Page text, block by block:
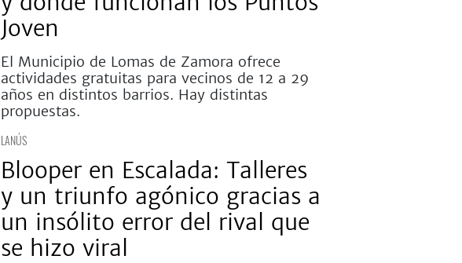
Joven
El Municipio de Lomas de Zamora ofrece
actividades gratuitas para vecinos de 12 a 29
años en distintos barrios. Hay distintas
propuestas.
LANÚS
Blooper en Escalada: Talleres
y un triunfo agónico gracias a
un insólito error del rival que
se hizo viral